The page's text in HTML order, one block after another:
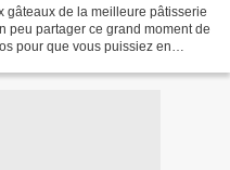
gâteaux de la meilleure pâtisserie
peu partager ce grand moment de
pour que vous puissiez en